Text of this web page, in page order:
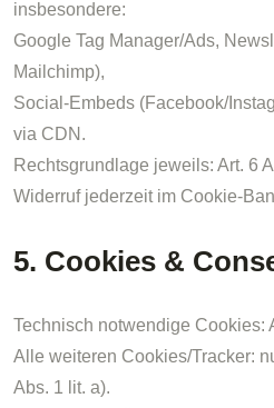
insbesondere:
Google Tag Manager/Ads,
Mailchimp),
Social-Embeds (Facebook/
via CDN.
Rechtsgrundlage jeweils: Art. 6
Widerruf jederzeit im Cookie-
5. Cookies &
Technisch notwendige Cookies:
Alle weiteren Cookies/Tracker:
Abs. 1 lit. a).